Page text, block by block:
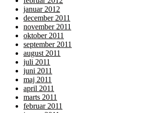
januar 2012
december 2011
november 2011
oktober 2011
september 2011
august 2011
juli 2011
juni 2011
maj 2011
april 2011
marts 2011
februar 2011